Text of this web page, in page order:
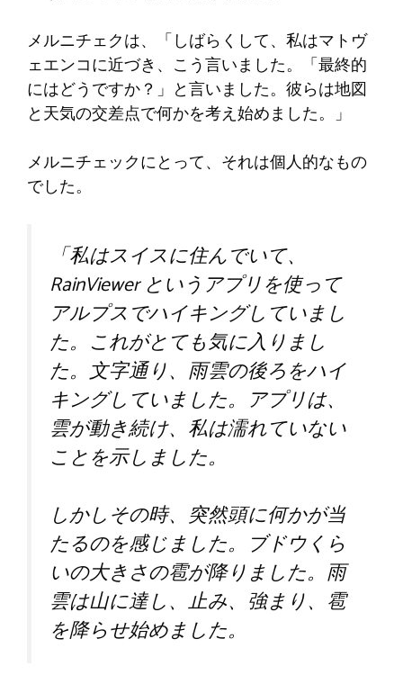
メルニチェクは、「しばらくして、私はマトヴ
ェエンコに近づき、こう言いました。「最終的
にはどうですか？」と言いました。彼らは地図
と天気の交差点で何かを考え始めました。」
メルニチェックにとって、それは個人的なもの
でした。
「私はスイスに住んでいて、
RainViewer というアプリを使って
アルプスでハイキングしていまし
た。これがとても気に入りまし
た。文字通り、雨雲の後ろをハイ
キングしていました。アプリは、
雲が動き続け、私は濡れていない
ことを示しました。
しかしその時、突然頭に何かが当
たるのを感じました。ブドウくら
いの大きさの雹が降りました。雨
雲は山に達し、止み、強まり、雹
を降らせ始めました。